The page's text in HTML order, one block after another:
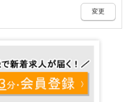
変更